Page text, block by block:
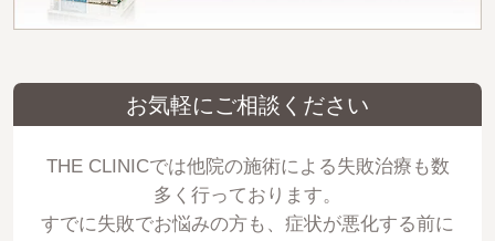
お気軽にご相談ください
THE CLINICでは他院の施術による失敗治療も数
多く行っております。
すでに失敗でお悩みの方も、症状が悪化する前に